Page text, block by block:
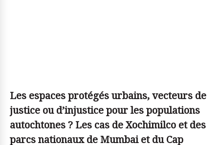
Les espaces protégés urbains, vecteurs de
justice ou d’injustice pour les populations
autochtones ? Les cas de Xochimilco et des
parcs nationaux de Mumbai et du Cap